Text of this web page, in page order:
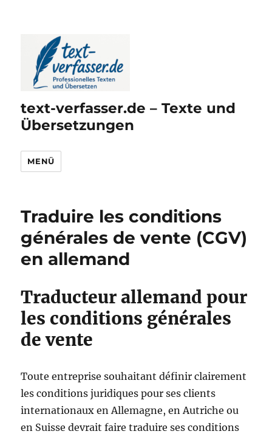
text-verfasser.de – Texte und
Übersetzungen
MENÜ
Traduire les conditions
générales de vente (CGV)
en allemand
Traducteur allemand pour
les conditions générales
de vente
Toute entreprise souhaitant définir clairement
les conditions juridiques pour ses clients
internationaux en Allemagne, en Autriche ou
en Suisse devrait faire traduire ses conditions